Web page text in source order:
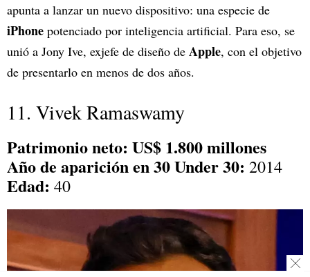
apunta a lanzar un nuevo dispositivo: una especie de
iPhone potenciado por inteligencia artificial. Para eso, se
unió a Jony Ive, exjefe de diseño de Apple, con el objetivo
de presentarlo en menos de dos años.
11. Vivek Ramaswamy
Patrimonio neto: US$ 1.800 millones
Año de aparición en 30 Under 30: 2014
Edad: 40